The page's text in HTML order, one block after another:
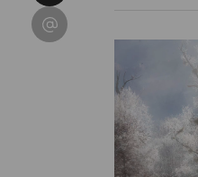
Condividi su Email